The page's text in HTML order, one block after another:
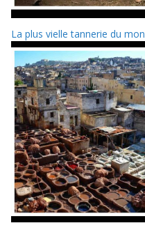
La plus vielle tannerie du